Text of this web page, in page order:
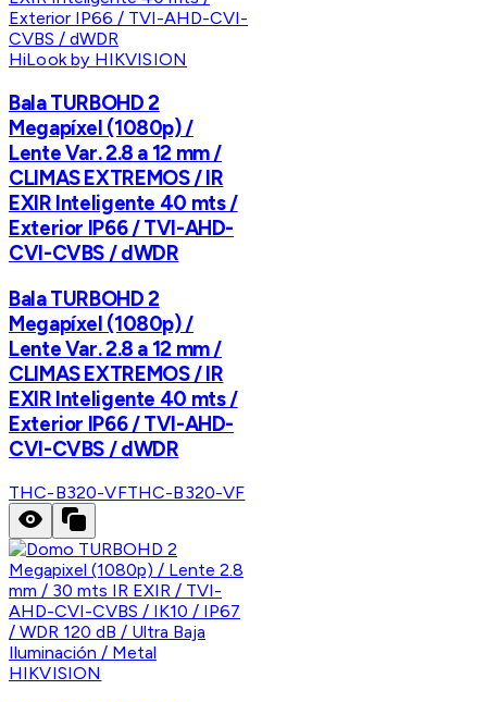
HiLook by HIKVISION
Bala TURBOHD 2
Megapíxel (1080p) /
Lente Var. 2.8 a 12 mm /
CLIMAS EXTREMOS / IR
EXIR Inteligente 40 mts /
Exterior IP66 / TVI-AHD-
CVI-CVBS / dWDR
Bala TURBOHD 2
Megapíxel (1080p) /
Lente Var. 2.8 a 12 mm /
CLIMAS EXTREMOS / IR
EXIR Inteligente 40 mts /
Exterior IP66 / TVI-AHD-
CVI-CVBS / dWDR
THC-B320-VFTHC-B320-VF
HIKVISION